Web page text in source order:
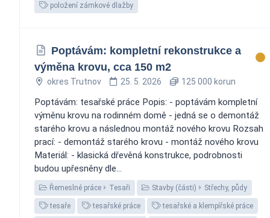
položení zámkové dlažby
Poptávám: kompletní rekonstrukce a
výměna krovu, cca 150 m2
okres Trutnov 25. 5. 2026 125 000 korun
Poptávám: tesařské práce Popis: - poptávám kompletní
výměnu krovu na rodinném domě - jedná se o demontáž
starého krovu a následnou montáž nového krovu Rozsah
prací: - demontáž starého krovu - montáž nového krovu
Materiál: - klasická dřevěná konstrukce, podrobnosti
budou upřesněny dle...
Řemeslné práce Tesaři Stavby (části) Střechy, půdy
tesaře tesařské práce tesařské a klempířské práce